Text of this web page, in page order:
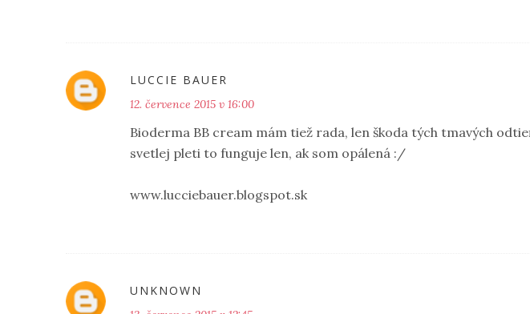
LUCCIE BAUER
12. července 2015 v 16:00
Bioderma BB cream mám tiež rada, len škoda tých tmavých
svetlej pleti to funguje len, ak som opálená :/
www.lucciebauer.blogspot.sk
UNKNOWN